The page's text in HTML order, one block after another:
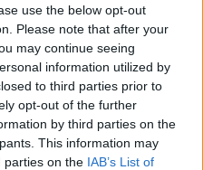
use the below opt-out
Please note that after your
may continue seeing
information utilized by
to third parties prior to
opt-out of the further
by third parties on the
This information may
parties on the IAB’s List of